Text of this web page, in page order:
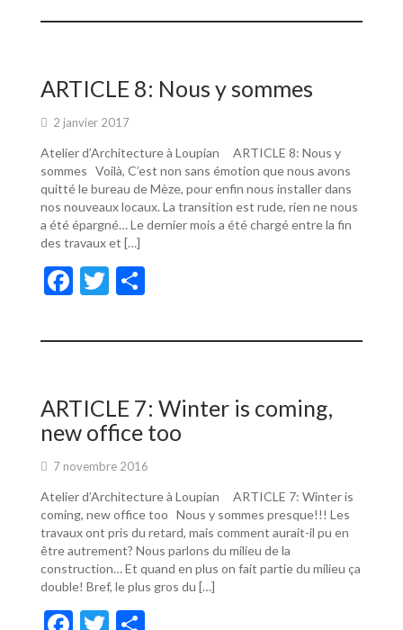
e
o
o
k
itt ta
er
ARTICLE 8: Nous y sommes
2 janvier 2017
Atelier d’Architecture à Loupian ARTICLE 8: Nous y
sommes Voilà, C’est non sans émotion que nous avons
quitté le bureau de Mèze, pour enfin nous installer dans
nos nouveaux locaux. La transition est rude, rien ne nous
a été épargné… Le dernier mois a été chargé entre la fin
des travaux et […]
F
e
o
o
k
T
itt ta
er
ARTICLE 7: Winter is coming,
new office too
7 novembre 2016
Atelier d’Architecture à Loupian ARTICLE 7: Winter is
coming, new office too Nous y sommes presque!!! Les
travaux ont pris du retard, mais comment aurait-il pu en
être autrement? Nous parlons du milieu de la
construction… Et quand en plus on fait partie du milieu ça
double! Bref, le plus gros du […]